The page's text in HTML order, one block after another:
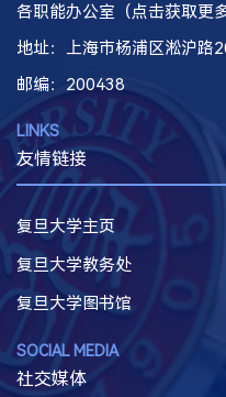
各职能办公室（点击获取更
地址：上海市杨浦区淞沪路
邮编：200438
LINKS
友情链接
复旦大学主页
复旦大学教务处
复旦大学图书馆
SOCIAL MEDIA
社交媒体